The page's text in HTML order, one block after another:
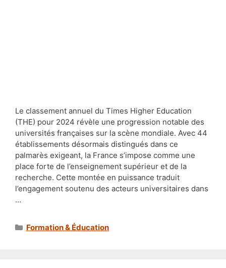
Le classement annuel du Times Higher Education
(THE) pour 2024 révèle une progression notable des
universités françaises sur la scène mondiale. Avec 44
établissements désormais distingués dans ce
palmarès exigeant, la France s’impose comme une
place forte de l’enseignement supérieur et de la
recherche. Cette montée en puissance traduit
l’engagement soutenu des acteurs universitaires dans
…
Catégories
Formation & Éducation